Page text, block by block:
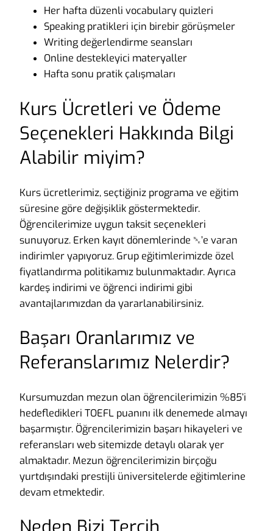
Her hafta düzenli vocabulary quizleri
Speaking pratikleri için birebir görüşmeler
Writing değerlendirme seansları
Online destekleyici materyaller
Hafta sonu pratik çalışmaları
Kurs Ücretleri ve Ödeme
Seçenekleri Hakkında Bilgi
Alabilir miyim?
Kurs ücretlerimiz, seçtiğiniz programa ve eğitim
süresine göre değişiklik göstermektedir.
Öğrencilerimize uygun taksit seçenekleri
sunuyoruz. Erken kayıt dönemlerinde ␕’e varan
indirimler yapıyoruz. Grup eğitimlerimizde özel
fiyatlandırma politikamız bulunmaktadır. Ayrıca
kardeş indirimi ve öğrenci indirimi gibi
avantajlarımızdan da yararlanabilirsiniz.
Başarı Oranlarımız ve
Referanslarımız Nelerdir?
Kursumuzdan mezun olan öğrencilerimizin %85’i
hedefledikleri TOEFL puanını ilk denemede almayı
başarmıştır. Öğrencilerimizin başarı hikayeleri ve
referansları web sitemizde detaylı olarak yer
almaktadır. Mezun öğrencilerimizin birçoğu
yurtdışındaki prestijli üniversitelerde eğitimlerine
devam etmektedir.